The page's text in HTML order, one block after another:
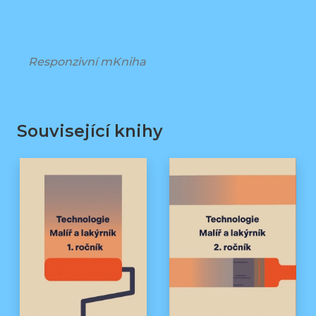
Responzivní mKniha
Související knihy